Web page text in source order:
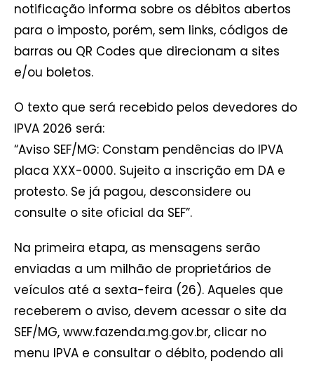
notificação informa sobre os débitos abertos
para o imposto, porém, sem links, códigos de
barras ou QR Codes que direcionam a sites
e/ou boletos.
O texto que será recebido pelos devedores do
IPVA 2026 será:
“Aviso SEF/MG: Constam pendências do IPVA
placa XXX-0000. Sujeito a inscrição em DA e
protesto. Se já pagou, desconsidere ou
consulte o site oficial da SEF”.
Na primeira etapa, as mensagens serão
enviadas a um milhão de proprietários de
veículos até a sexta-feira (26). Aqueles que
receberem o aviso, devem acessar o site da
SEF/MG, www.fazenda.mg.gov.br, clicar no
menu IPVA e consultar o débito, podendo ali